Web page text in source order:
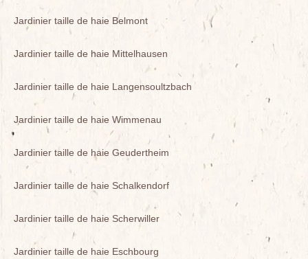
Jardinier taille de haie Belmont
Jardinier taille de haie Mittelhausen
Jardinier taille de haie Langensoultzbach
Jardinier taille de haie Wimmenau
Jardinier taille de haie Geudertheim
Jardinier taille de haie Schalkendorf
Jardinier taille de haie Scherwiller
Jardinier taille de haie Eschbourg